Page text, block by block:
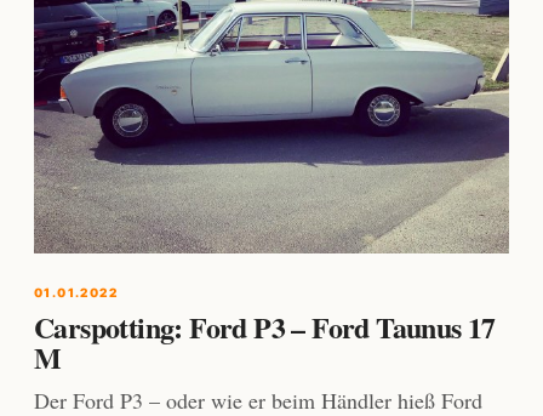
01.01.2022
Carspotting: Ford P3 – Ford Taunus 17
M
Der Ford P3 – oder wie er beim Händler hieß Ford